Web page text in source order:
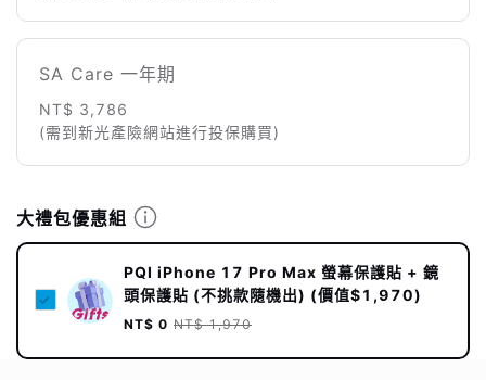
SA Care 一年期
NT$ 3,786
(需到新光產險網站進行投保購買)
大禮包優惠組
PQI iPhone 17 Pro Max 螢幕保護貼 + 鏡
頭保護貼 (不挑款隨機出) (價值$1,970)
NT$ 0 NT$ 1,970